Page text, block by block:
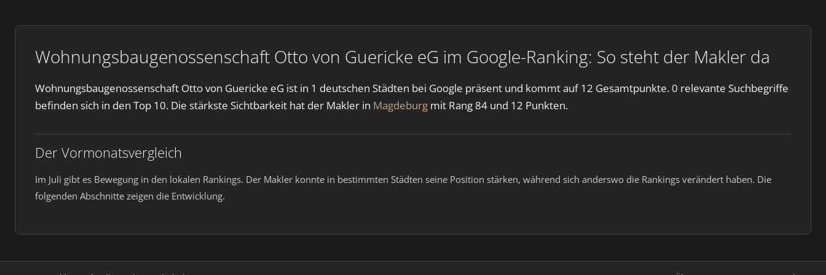
Wohnungsbaugenossenschaft Otto von Guericke eG im Google-Ranking: So steht der Makler da
Wohnungsbaugenossenschaft Otto von Guericke eG ist in 1 deutschen Städten bei Google präsent und kommt auf 12 Gesamtpunkte. 0 relevante Suchbegriffe
befinden sich in den Top 10. Die stärkste Sichtbarkeit hat der Makler in Magdeburg mit Rang 84 und 12 Punkten.
Der Vormonatsvergleich
Im Juli gibt es Bewegung in den lokalen Rankings. Der Makler konnte in bestimmten Städten seine Position stärken, während sich anderswo die Rankings verändert haben. Die
folgenden Abschnitte zeigen die Entwicklung.